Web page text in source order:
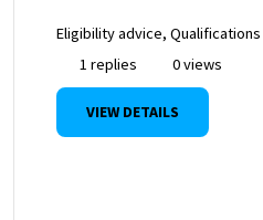
Eligibility advice, Qualifications
1 replies
0 views
VIEW DETAILS